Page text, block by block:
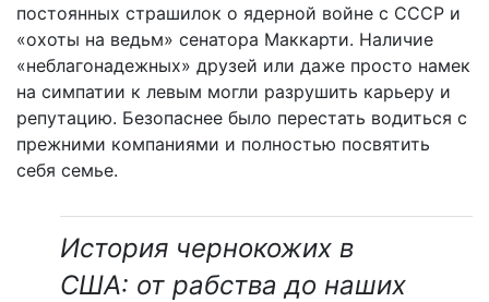
постоянных страшилок о ядерной войне с СССР и
«охоты на ведьм» сенатора Маккарти. Наличие
«неблагонадежных» друзей или даже просто намек
на симпатии к левым могли разрушить карьеру и
репутацию. Безопаснее было перестать водиться с
прежними компаниями и полностью посвятить
себя семье.
История чернокожих в
США: от рабства до наших